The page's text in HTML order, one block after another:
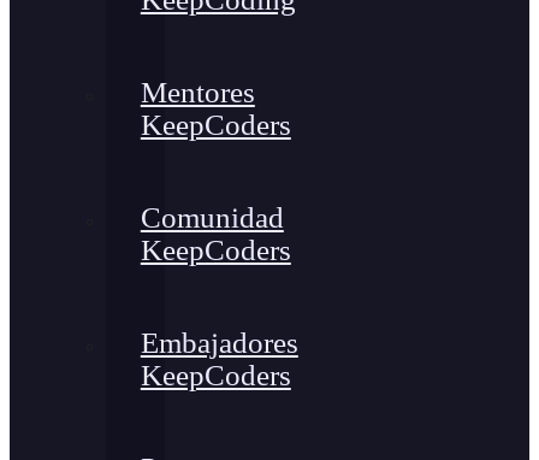
Mentores
KeepCoders
Comunidad
KeepCoders
Embajadores
KeepCoders